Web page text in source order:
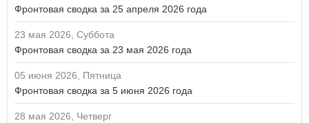
Фронтовая сводка за 25 апреля 2026 года
23 мая 2026, Суббота
Фронтовая сводка за 23 мая 2026 года
05 июня 2026, Пятница
Фронтовая сводка за 5 июня 2026 года
28 мая 2026, Четверг